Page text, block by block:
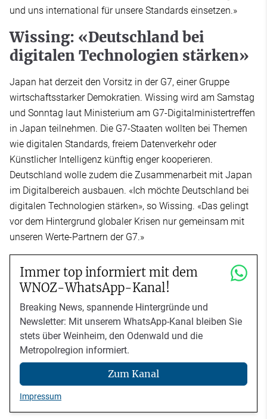
und uns international für unsere Standards einsetzen.»
Wissing: «Deutschland bei
digitalen Technologien stärken»
Japan hat derzeit den Vorsitz in der G7, einer Gruppe
wirtschaftsstarker Demokratien. Wissing wird am Samstag
und Sonntag laut Ministerium am G7-Digitalministertreffen
in Japan teilnehmen. Die G7-Staaten wollten bei Themen
wie digitalen Standards, freiem Datenverkehr oder
Künstlicher Intelligenz künftig enger kooperieren.
Deutschland wolle zudem die Zusammenarbeit mit Japan
im Digitalbereich ausbauen. «Ich möchte Deutschland bei
digitalen Technologien stärken», so Wissing. «Das gelingt
vor dem Hintergrund globaler Krisen nur gemeinsam mit
unseren Werte-Partnern der G7.»
Immer top informiert mit dem
WNOZ-WhatsApp-Kanal!
Breaking News, spannende Hintergründe und
Newsletter: Mit unserem WhatsApp-Kanal bleiben Sie
stets über Weinheim, den Odenwald und die
Metropolregion informiert.
Zum Kanal
Impressum